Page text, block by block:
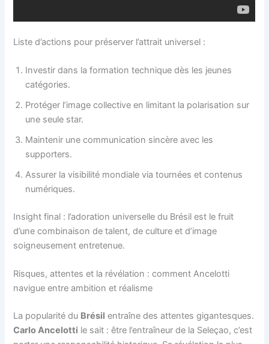
Liste d’actions pour préserver l’attrait universel :
Investir dans la formation technique dès les jeunes
catégories.
Protéger l’image collective en limitant la polarisation sur
une seule star.
Maintenir une communication sincère avec les
supporters.
Assurer la visibilité mondiale via tournées et contenus
numériques.
Insight final : l’adoration universelle du Brésil est le fruit
d’une combinaison de talent, de culture et d’image
soigneusement entretenue.
Risques, attentes et la révélation : comment Ancelotti
navigue entre ambition et réalisme
La popularité du Brésil entraîne des attentes gigantesques.
Carlo Ancelotti le sait : être l’entraîneur de la Seleçao, c’est